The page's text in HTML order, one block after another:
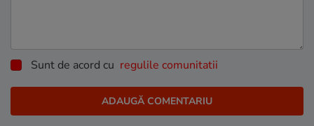
Sunt de acord cu regulile comunitatii